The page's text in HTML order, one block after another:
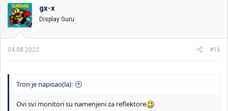
o
v
a
n
:
gx-x
Display Guru
04.08.2022. #16
Tron je napisao(la):
Ovi svi monitori su namenjeni za reflektore